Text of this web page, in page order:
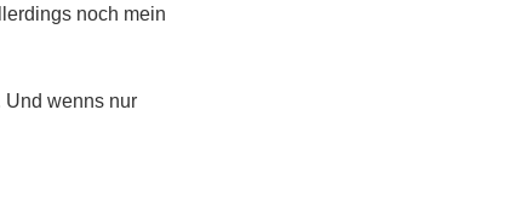
noch mein
Und wenns nur